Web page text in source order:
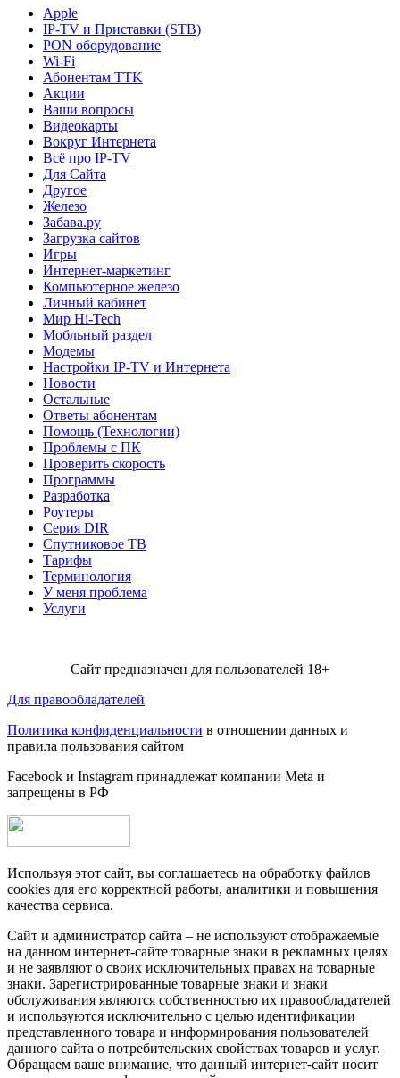
Apple
IP-TV и Приставки (STB)
PON оборудование
Wi-Fi
Абонентам TTK
Акции
Ваши вопросы
Видеокарты
Вокруг Интернета
Всё про IP-TV
Для Сайта
Другое
Железо
Забава.ру
Загрузка сайтов
Игры
Интернет-маркетинг
Компьютерное железо
Личный кабинет
Мир Hi-Tech
Мобльный раздел
Модемы
Настройки IP-TV и Интернета
Новости
Остальные
Ответы абонентам
Помощь (Технологии)
Проблемы с ПК
Проверить скорость
Программы
Разработка
Роутеры
Серия DIR
Спутниковое ТВ
Тарифы
Терминология
У меня проблема
Услуги
Сайт предназначен для пользователей 18+
Для правообладателей
Политика конфиденциальности в отношении данных и
правила пользования сайтом
Facebook и Instagram принадлежат компании Metа и
запрещены в РФ
Используя этот сайт, вы соглашаетесь на обработку файлов
cookies для его корректной работы, аналитики и повышения
качества сервиса.
Сайт и администратор сайта – не используют отображаемые
на данном интернет-сайте товарные знаки в рекламных целях
и не заявляют о своих исключительных правах на товарные
знаки. Зарегистрированные товарные знаки и знаки
обслуживания являются собственностью их правообладателей
и используются исключительно с целью идентификации
представленного товара и информирования пользователей
данного сайта о потребительских свойствах товаров и услуг.
Обращаем ваше внимание, что данный интернет-сайт носит